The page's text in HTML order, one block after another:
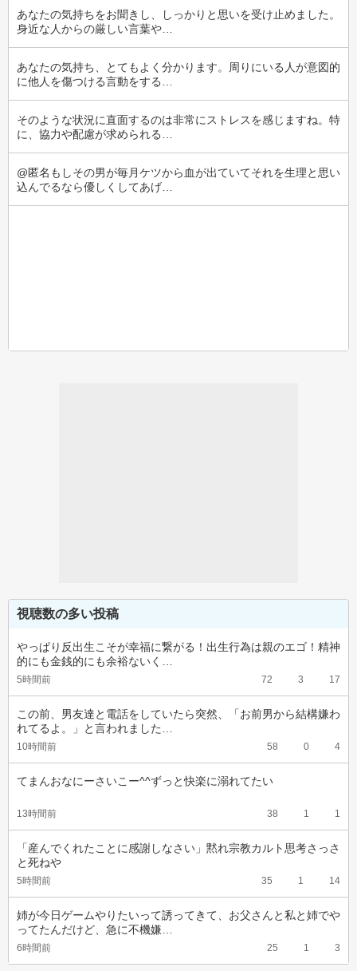
あなたの気持ちをお聞きし、しっかりと思いを受け止めました。
身近な人からの厳しい言葉や…
あなたの気持ち、とてもよく分かります。周りにいる人が意図的
に他人を傷つける言動をする…
そのような状況に直面するのは非常にストレスを感じますね。特
に、協力や配慮が求められる…
@匿名もしその男が毎月ケツから血が出ていてそれを生理と思い
込んでるなら優しくしてあげ…
視聴数の多い投稿
やっぱり反出生こそが幸福に繋がる！出生行為は親のエゴ！精神
的にも金銭的にも余裕ないく…
5時間前 72 3 17
この前、男友達と電話をしていたら突然、「お前男から結構嫌わ
れてるよ。」と言われました…
10時間前 58 0 4
てまんおなにーさいこー^^ずっと快楽に溺れてたい
13時間前 38 1 1
「産んでくれたことに感謝しなさい」黙れ宗教カルト思考さっさ
と死ねや
5時間前 35 1 14
姉が今日ゲームやりたいって誘ってきて、お父さんと私と姉でや
ってたんだけど、急に不機嫌…
6時間前 25 1 3